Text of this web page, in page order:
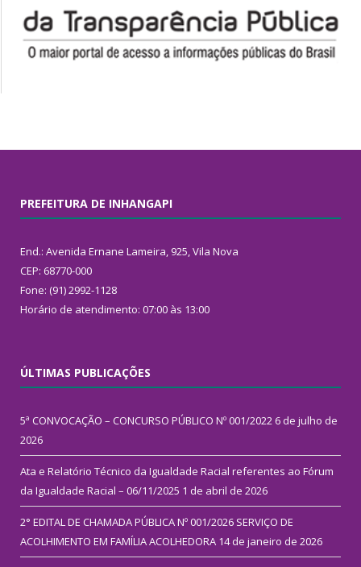
PREFEITURA DE INHANGAPI
End.: Avenida Ernane Lameira, 925, Vila Nova
CEP: 68770-000
Fone: (91) 2992-1128
Horário de atendimento: 07:00 às 13:00
ÚLTIMAS PUBLICAÇÕES
5ª CONVOCAÇÃO – CONCURSO PÚBLICO Nº 001/2022 6 de julho de
2026
Ata e Relatório Técnico da Igualdade Racial referentes ao Fórum
da Igualdade Racial – 06/11/2025 1 de abril de 2026
2° EDITAL DE CHAMADA PÚBLICA Nº 001/2026 SERVIÇO DE
ACOLHIMENTO EM FAMÍLIA ACOLHEDORA 14 de janeiro de 2026